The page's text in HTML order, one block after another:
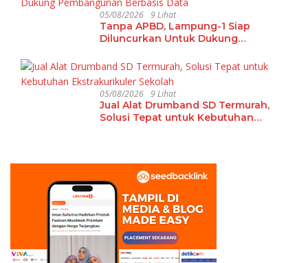
05/08/2026 9 Lihat
Tanpa APBD, Lampung-1 Siap
Diluncurkan Untuk Dukung
05/08/2026 9 Lihat
Jual Alat Drumband SD Termurah,
Solusi Tepat untuk Kebutuhan